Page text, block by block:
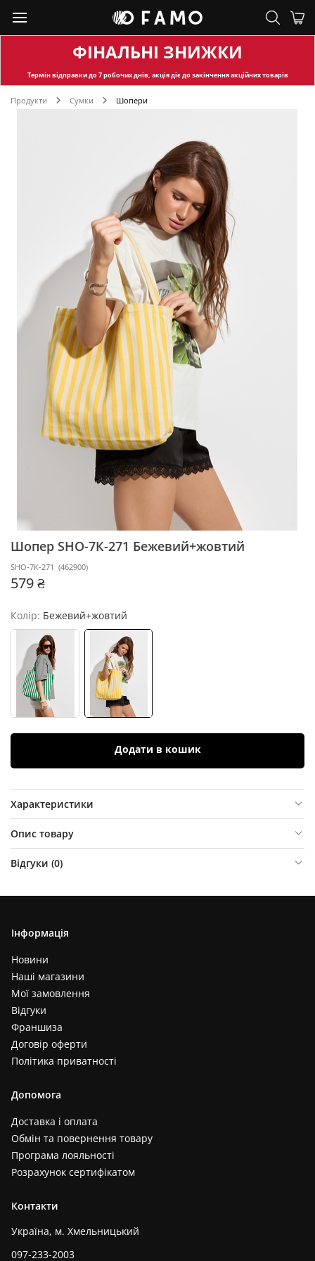
ФІНАЛЬНІ ЗНИЖКИ
Термін відправкидо 7 робочих днів, акція діє до закінчення акційних товарів
Продукти Сумки Шопери
Шопер SHO-7К-271 Бежевий+жовтий
SHO-7К-271 (462900)
579 ₴
Колір: Бежевий+жовтий
Додати в кошик
Характеристики
Опис товару
Відгуки (0)
Інформація
Новини
Наші магазини
Мої замовлення
Відгуки
Франшиза
Договір оферти
Політика приватності
Допомога
Доставка і оплата
Обмін та повернення товару
Програма лояльності
Розрахунок сертифікатом
Контакти
Україна, м. Хмельницький
097-233-2003